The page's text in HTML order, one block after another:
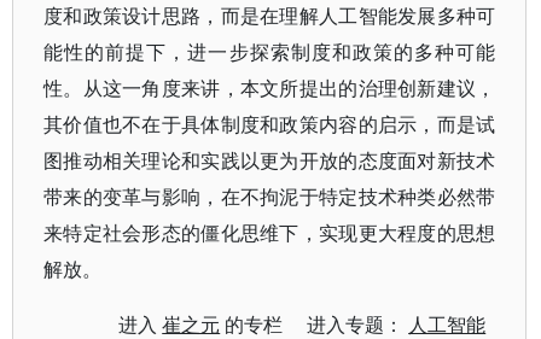
度和政策设计思路，而是在理解人工智能发展多种可
能性的前提下，进一步探索制度和政策的多种可能
性。从这一角度来讲，本文所提出的治理创新建议，
其价值也不在于具体制度和政策内容的启示，而是试
图推动相关理论和实践以更为开放的态度面对新技术
带来的变革与影响，在不拘泥于特定技术种类必然带
来特定社会形态的僵化思维下，实现更大程度的思想
解放。
进入崔之元 的专栏 进入专题： 人工智能